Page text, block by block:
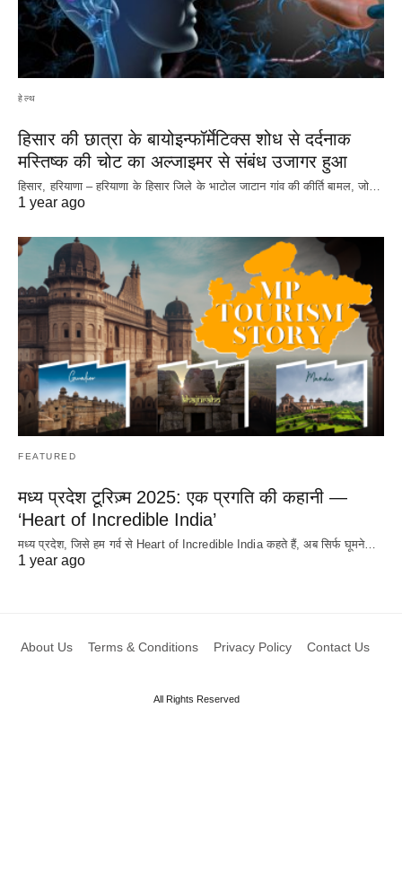
हेल्थ
हिसार की छात्रा के बायोइन्फॉर्मेटिक्स शोध से दर्दनाक
मस्तिष्क की चोट का अल्जाइमर से संबंध उजागर हुआ
हिसार, हरियाणा – हरियाणा के हिसार जिले के भाटोल जाटान गांव की कीर्ति बामल, जो…
1 year ago
FEATURED
मध्य प्रदेश टूरिज़्म 2025: एक प्रगति की कहानी —
‘Heart of Incredible India’
मध्य प्रदेश, जिसे हम गर्व से Heart of Incredible India कहते हैं, अब सिर्फ घूमने…
1 year ago
About Us Terms & Conditions Privacy Policy Contact Us
All Rights Reserved